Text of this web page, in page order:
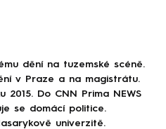
dění na tuzemské scéně.
v Praze a na magistrátu.
Do CNN Prima NEWS
se domácí politice.
univerzitě.